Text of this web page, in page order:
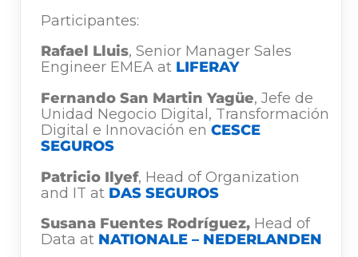
Participantes:
Rafael Lluis, Senior Manager Sales
Engineer EMEA at LIFERAY
Fernando San Martin Yagüe, Jefe de
Unidad Negocio Digital, Transformación
Digital e Innovación en CESCE
SEGUROS
Patricio Ilyef, Head of Organization
and IT at DAS SEGUROS
Susana Fuentes Rodríguez, Head of
Data at NATIONALE – NEDERLANDEN